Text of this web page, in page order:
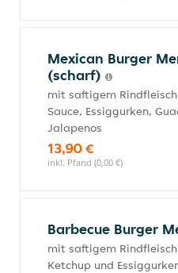
Mexican Burger
(scharf)
mit saftigem
Sauce, Essiggurken,
Jalapenos
13,90 €
inkl. Pfand (0,00 €)
Barbecue Burger
mit saftigem
Ketchup und